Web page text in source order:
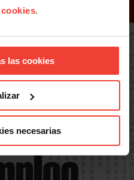
.
las cookies
necesarias